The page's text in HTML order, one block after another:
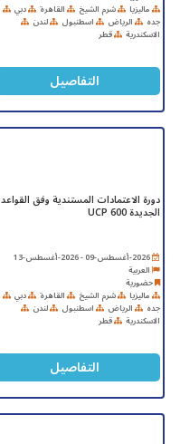
ماليزيا شرم الشيخ القاهرة دبي
جده الرياض اسطنبول لندن
الاسكندرية قطر
التفاصيل
دورة الاعتمادات المستندية وفق القواعد
الجديدة UCP 600
2026-أغسطس-09 - 2026-أغسطس-13
العربية
حضورية
ماليزيا شرم الشيخ القاهرة دبي
جده الرياض اسطنبول لندن
الاسكندرية قطر
التفاصيل